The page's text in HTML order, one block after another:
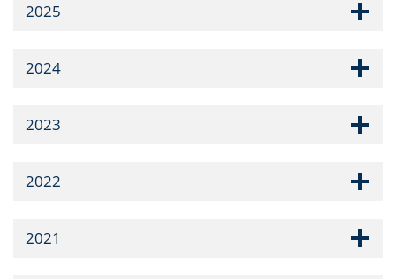
2025
2024
2023
2022
2021